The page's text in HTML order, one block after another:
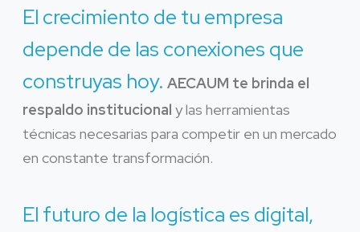
El crecimiento de tu empresa
depende de las conexiones que
construyas hoy. AECAUM te brinda el
respaldo institucional y las herramientas
técnicas necesarias para competir en un mercado
en constante transformación.
El futuro de la logística es digital,